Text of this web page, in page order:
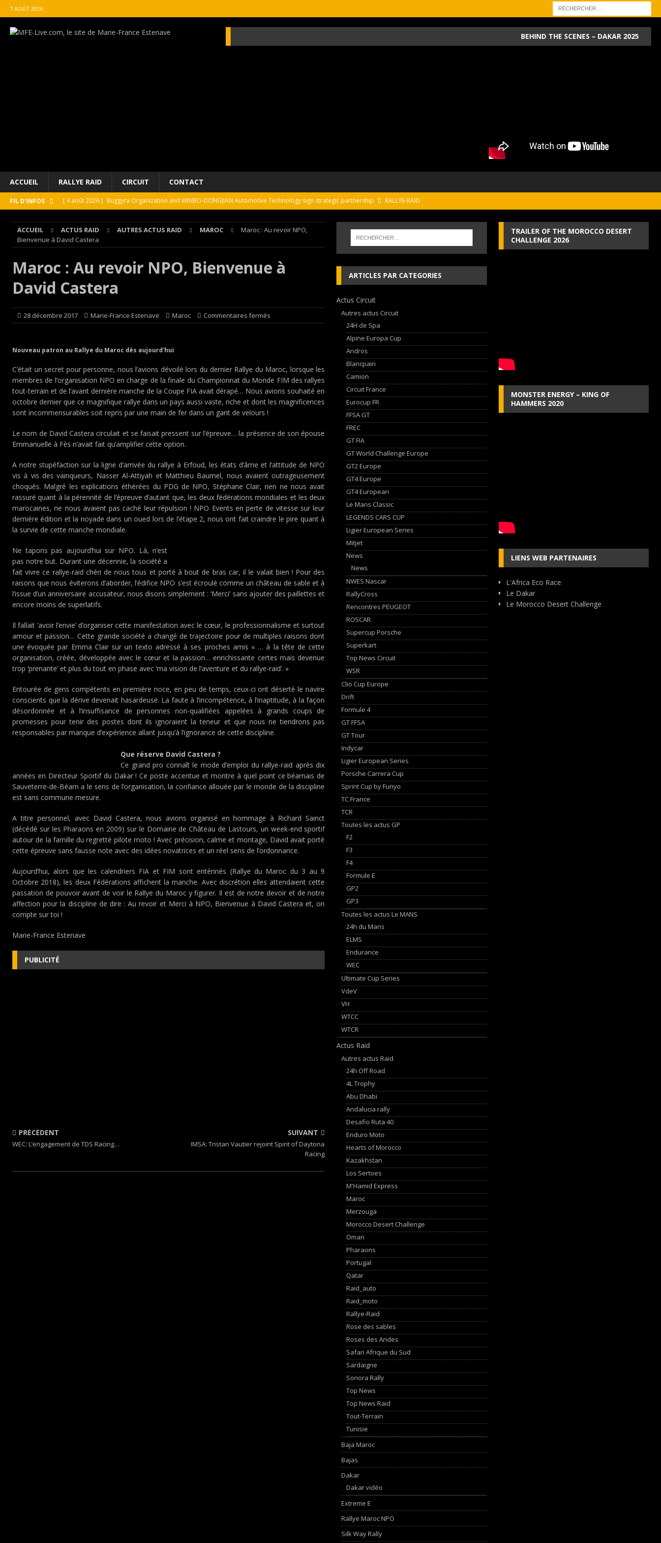
7 AOÛT 2026
BEHIND THE SCENES – DAKAR 2025
ACCUEIL RALLYE RAID CIRCUIT CONTACT
FIL D'INFOS [ 4 août 2026 ] Buggyra Organization and WINBO-DONGJIAN Automotive Technology sign strategic partnership
RALLYE-RAID
[ 4 août 2026 ]
Paul Cauhaupé rejoint le cercle des vainqueurs en Porsche Carrera Cup France après son double succès à Magny-
[ 4 août 2026 ] ‘1-2-4-5-3 : 50 ans de moteurs Audi cinq cylindres’ Nouvelle exposition spéciale à l’Audi museum mobile
NEWS
[ 4 août 2026 ] Autocross et SprinCar : Aydie conclut un week-end d’exception !
ACCUEIL ACTUS RAID AUTRES ACTUS RAID MAROC
Maroc : Au revoir NPO,
Bienvenue à David Castera
Maroc : Au revoir NPO, Bienvenue à
David Castera
28 décembre 2017 Marie-France Estenave Maroc Commentaires fermés
Nouveau patron au Rallye du Maroc dès aujourd'hui
C’était un secret pour personne, nous l’avions dévoilé lors du dernier Rallye du Maroc, lorsque les
membres de l’organisation NPO en charge de la finale du Championnat du Monde FIM des rallyes
tout-terrain et de l’avant dernière manche de la Coupe FIA avait dérapé… Nous avions souhaité en
octobre dernier que ce magnifique rallye dans un pays aussi vaste, riche et dont les magnificences
sont incommensurables soit repris par une main de fer dans un gant de velours !
Le nom de David Castera circulait et se faisait pressent sur l’épreuve… la présence de son épouse
Emmanuelle à Fès n’avait fait qu’amplifier cette option.
A notre stupéfaction sur la ligne d’arrivée du rallye à Erfoud, les états d’âme et l’attitude de NPO
vis à vis des vainqueurs, Nasser Al-Attiyah et Matthieu Baumel, nous avaient outrageusement
choqués. Malgré les explications éthérées du PDG de NPO, Stéphane Clair, rien ne nous avait
rassuré quant à la pérennité de l’épreuve d’autant que, les deux fédérations mondiales et les deux
marocaines, ne nous avaient pas caché leur répulsion ! NPO Events en perte de vitesse sur leur
dernière édition et la noyade dans un oued lors de l’étape 2, nous ont fait craindre le pire quant à
la survie de cette manche mondiale.
Ne tapons pas aujourd’hui sur NPO. Là, n’est
pas notre but. Durant une décennie, la société a
fait vivre ce rallye-raid chéri de nous tous et porté à bout de bras car, il le valait bien ! Pour des
raisons que nous éviterons d’aborder, l’édifice NPO s’est écroulé comme un château de sable et à
l’issue d’un anniversaire accusateur, nous disons simplement : ‘Merci’ sans ajouter des paillettes et
encore moins de superlatifs.
Il fallait ‘avoir l’envie’ d’organiser cette manifestation avec le cœur, le professionnalisme et surtout
amour et passion… Cette grande société a changé de trajectoire pour de multiples raisons dont
une évoquée par Emma Clair sur un texto adressé à ses proches amis « … à la tête de cette
organisation, créée, développée avec le cœur et la passion… enrichissante certes mais devenue
trop ‘prenante’ et plus du tout en phase avec ‘ma vision de l’aventure et du rallye-raid’. »
Entourée de gens compétents en première noce, en peu de temps, ceux-ci ont déserté le navire
conscients que la dérive devenait hasardeuse. La faute à l’incompétence, à l’inaptitude, à la façon
désordonnée et à l’insuffisance de personnes non-qualifiées appelées à grands coups de
promesses pour tenir des postes dont ils ignoraient la teneur et que nous ne tiendrons pas
responsables par manque d’expérience allant jusqu’à l’ignorance de cette discipline.
Que réserve David Castera ?
Ce grand pro connaît le mode d’emploi du rallye-raid après dix
années en Directeur Sportif du Dakar ! Ce poste accentue et montre à quel point ce béarnais de
Sauveterre-de-Béarn a le sens de l’organisation, la confiance allouée par le monde de la discipline
est sans commune mesure.
A titre personnel, avec David Castera, nous avions organisé en hommage à Richard Sainct
(décédé sur les Pharaons en 2009) sur le Domaine de Château de Lastours, un week-end sportif
autour de la famille du regretté pilote moto ! Avec précision, calme et montage, David avait porté
cette épreuve sans fausse note avec des idées novatrices et un réel sens de l’ordonnance.
Aujourd’hui, alors que les calendriers FIA et FIM sont entérinés (Rallye du Maroc du 3 au 9
Octobre 2018), les deux Fédérations affichent la manche. Avec discrétion elles attendaient cette
passation de pouvoir avant de voir le Rallye du Maroc y figurer. Il est de notre devoir et de notre
affection pour la discipline de dire : Au revoir et Merci à NPO, Bienvenue à David Castera et, on
compte sur toi !
Marie-France Estenave
PUBLICITÉ
PRÉCÉDENT
WEC: L’engagement de TDS Racing…
SUIVANT
IMSA: Tristan Vautier rejoint Spirit of Daytona
Racing
ARTICLES PAR CATEGORIES
Actus Circuit
Autres actus Circuit
24H de Spa
Alpine Europa Cup
Andros
Blancpain
Camion
Circuit France
Eurocup FR
FFSA GT
FREC
GT FIA
GT World Challenge Europe
GT2 Europe
GT4 Europe
GT4 European
Le Mans Classic
LEGENDS CARS CUP
Ligier European Series
Mitjet
News
News
NWES Nascar
RallyCross
Rencontres PEUGEOT
ROSCAR
Supercup Porsche
Superkart
Top News Circuit
WSR
Clio Cup Europe
Drift
Formule 4
GT FFSA
GT Tour
Indycar
Ligier European Series
Porsche Carrera Cup
Sprint Cup by Funyo
TC France
TCR
Toutes les actus GP
F2
F3
F4
Formule E
GP2
GP3
Toutes les actus Le MANS
24h du Mans
ELMS
Endurance
WEC
Ultimate Cup Series
VdeV
VH
WTCC
WTCR
Actus Raid
Autres actus Raid
24h Off Road
4L Trophy
Abu Dhabi
Andalucia rally
Desafio Ruta 40
Enduro Moto
Hearts of Morocco
Kazakhstan
Los Sertoes
M'Hamid Express
Maroc
Merzouga
Morocco Desert Challenge
Oman
Pharaons
Portugal
Qatar
Raid_auto
Raid_moto
Rallye-Raid
Rose des sables
Roses des Andes
Safari Afrique du Sud
Sardaigne
Sonora Rally
Top News
Top News Raid
Tout-Terrain
Tunisie
Baja Maroc
Bajas
Dakar
Dakar vidéo
Extreme E
Rallye Maroc NPO
Silk Way Rally
TRAILER OF THE MOROCCO DESERT
CHALLENGE 2026
MONSTER ENERGY – KING OF
HAMMERS 2020
LIENS WEB PARTENAIRES
L'Africa Eco Race
Le Dakar
Le Morocco Desert Challenge